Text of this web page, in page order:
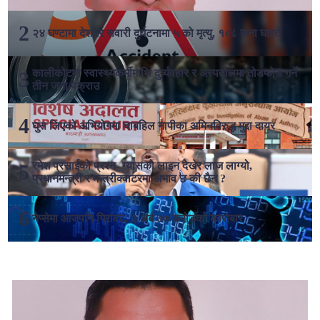
२४ घण्टामा देशभर सवारी दुर्घटनामा ५ को मृत्यु, १०८ जना घाइते
कालीकोटमा स्वास्थ्यकर्मीमाथि दुर्व्यवहार र अस्पतालमा तोडफोड गर्ने
तीन जना पक्राउ
घुस लिएको अभियोगमा चाबहिल नापीका अमिनविरुद्ध मुद्दा दायर
रमेश प्रसाईको प्रश्न- ग्यासको लाइन देखेर लाज लाग्यो,
प्रधानमन्त्री र मन्त्रीक्वाटरमा अभाव छ की छैन ?
नेप्सेमा आजपनि गिरावट, ३ अर्ब ७७ करोडको कारोबार